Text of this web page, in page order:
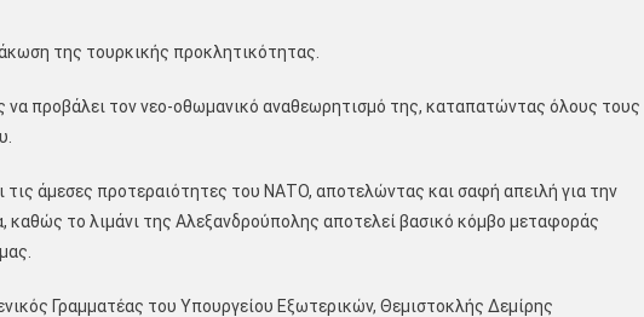
της τουρκικής προκλητικότητας.
να προβάλει τον νεο-οθωμανικό αναθεωρητισμό της, καταπατώντας όλους τους
τις άμεσες προτεραιότητες του ΝΑΤΟ, αποτελώντας και σαφή απειλή για την
καθώς το λιμάνι της Αλεξανδρούπολης αποτελεί βασικό κόμβο μεταφοράς
Γραμματέας του Υπουργείου Εξωτερικών, Θεμιστοκλής Δεμίρης